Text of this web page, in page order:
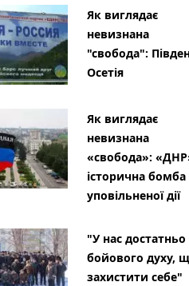
Як виглядає
невизнана
"свобода":
Осетія
Як виглядає
невизнана
«свобода»:
історична бомба
уповільненої дії
"У нас достатньо
бойового духу,
захистити себе"